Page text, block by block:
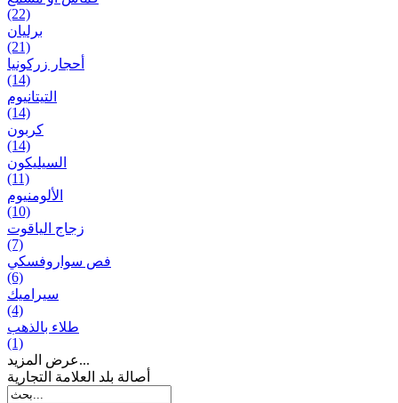
(22)
برلیان
(21)
أحجار زركونيا
(14)
التيتانيوم
(14)
كربون
(14)
السيليكون
(11)
الألومنيوم
(10)
زجاج الياقوت
(7)
فص سواروفسكي
(6)
سيراميك
(4)
طلاء بالذهب
(1)
عرض المزيد...
أصالة بلد العلامة التجارية